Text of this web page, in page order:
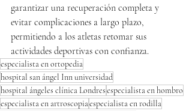
garantizar una recuperación completa y
evitar complicaciones a largo plazo,
permitiendo a los atletas retomar sus
actividades deportivas con confianza.
especialista en ortopedia
hospital san ángel Inn universidad
hospital ángeles clínica Londresespecialista en hombro
especialista en artroscopiaespecialista en rodilla